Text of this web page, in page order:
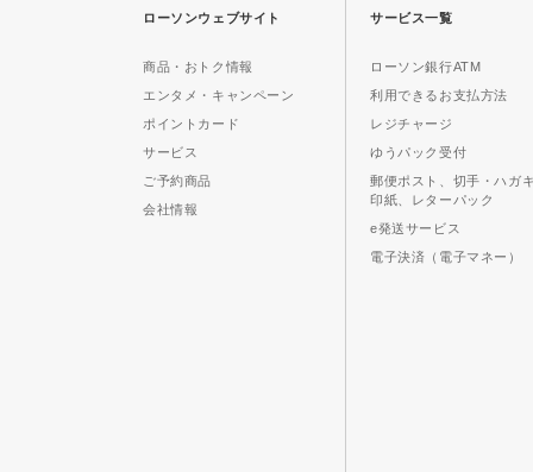
ローソンウェブサイト
商品・おトク情報
エンタメ・キャンペーン
ポイントカード
サービス
ご予約商品
会社情報
サービス一覧
ローソン銀行ATM
利用できるお支払方法
レジチャージ
ゆうパック受付
郵便ポスト、切手・ハガ
印紙、レターパック
e発送サービス
電子決済（電子マネー）